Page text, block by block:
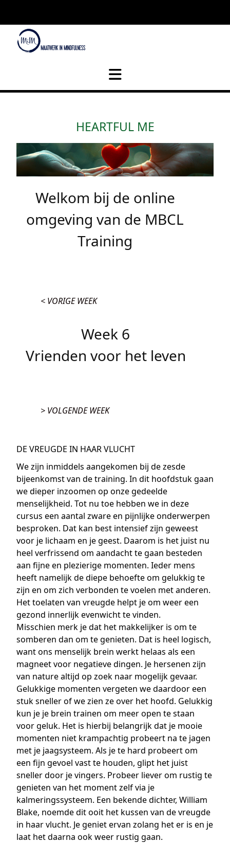
HEARTFUL ME
Welkom bij de online
omgeving van de MBCL
Training
< VORIGE WEEK
Week 6
Vrienden voor het leven
> VOLGENDE WEEK
DE VREUGDE IN HAAR VLUCHT
We zijn inmiddels aangekomen bij de zesde
bijeenkomst van de training. In dit hoofdstuk gaan
we dieper inzoomen op onze gedeelde
menselijkheid. Tot nu toe hebben we in deze
cursus een aantal zware en pijnlijke onderwerpen
besproken. Dat kan best intensief zijn geweest
voor je lichaam en je geest. Daarom is het juist nu
heel verfrissend om aandacht te gaan besteden
aan fijne en plezierige momenten. Ieder mens
heeft namelijk de diepe behoefte om gelukkig te
zijn en om zich verbonden te voelen met anderen.
Het toelaten van vreugde helpt je om weer een
gezond innerlijk evenwicht te vinden.
Misschien merk je dat het makkelijker is om te
somberen dan om te genieten. Dat is heel logisch,
want ons menselijk brein werkt helaas als een
magneet voor negatieve dingen. Je hersenen zijn
van nature altijd op zoek naar mogelijk gevaar.
Gelukkige momenten vergeten we daardoor een
stuk sneller of we zien ze over het hoofd. Gelukkig
kun je je brein trainen om meer open te staan
voor geluk. Het is hierbij belangrijk dat je mooie
momenten niet krampachtig probeert na te jagen
met je jaagsysteem. Als je te hard probeert om
een fijn gevoel vast te houden, glipt het juist
sneller door je vingers. Probeer liever om rustig te
genieten van het moment zelf via je
kalmeringssysteem. Een bekende dichter, William
Blake, noemde dit ooit het kussen van de vreugde
in haar vlucht. Je geniet ervan zolang het er is en je
laat het daarna ook weer rustig gaan.